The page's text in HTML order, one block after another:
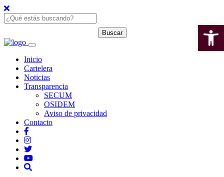
Inicio
Cartelera
Noticias
Transparencia
SECUM
OSIDEM
Aviso de privacidad
Contacto